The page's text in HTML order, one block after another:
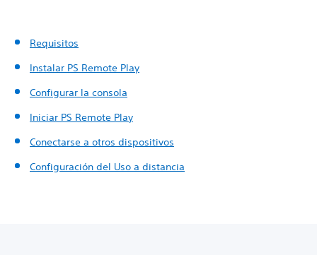
Requisitos
Instalar PS Remote Play
Configurar la consola
Iniciar PS Remote Play
Conectarse a otros dispositivos
Configuración del Uso a distancia